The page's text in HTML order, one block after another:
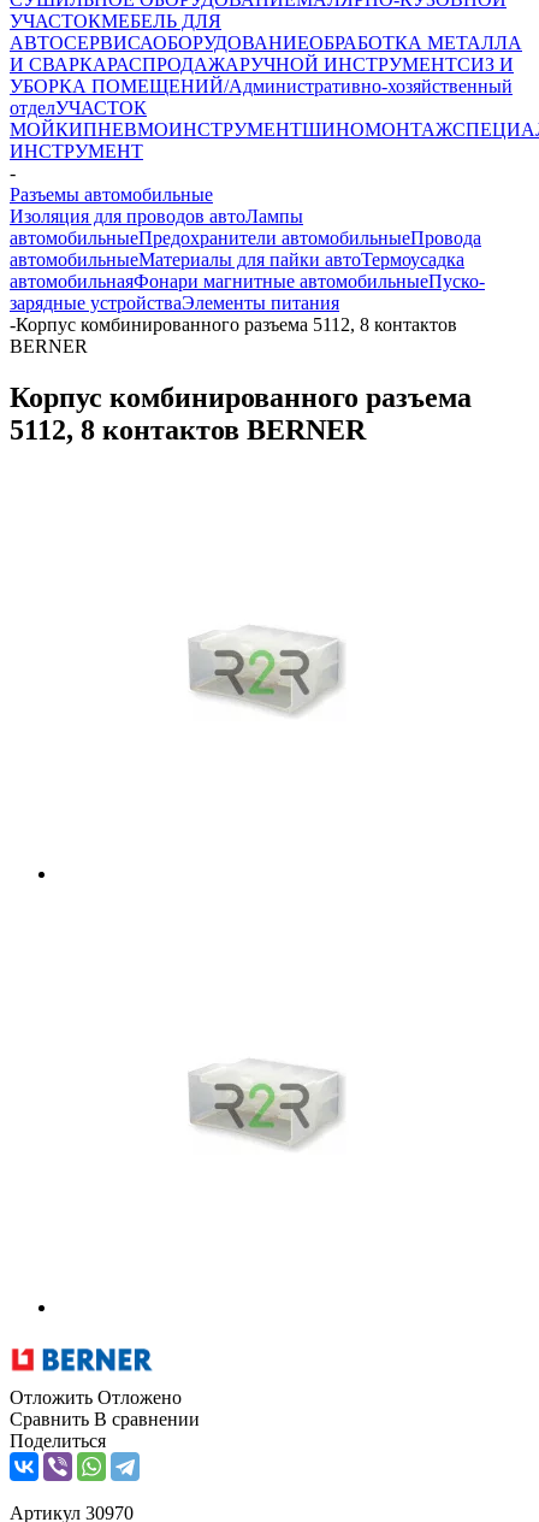
УЧАСТОКМЕБЕЛЬ ДЛЯ
АВТОСЕРВИСАОБОРУДОВАНИЕОБРАБОТКА МЕТАЛЛА
И СВАРКАРАСПРОДАЖАРУЧНОЙ ИНСТРУМЕНТСИЗ И
УБОРКА ПОМЕЩЕНИЙ/Административно-хозяйственный
отделУЧАСТОК
МОЙКИПНЕВМОИНСТРУМЕНТШИНОМОНТАЖ
ИНСТРУМЕНТ
-
Разъемы автомобильные
Изоляция для проводов автоЛампы
автомобильныеПредохранители автомобильныеПровода
автомобильныеМатериалы для пайки автоТермоусадка
автомобильнаяФонари магнитные автомобильныеПуско-
зарядные устройстваЭлементы питания
-Корпус комбинированного разъема 5112, 8 контактов
BERNER
Корпус комбинированного разъема
5112, 8 контактов BERNER
Отложить Отложено
Сравнить В сравнении
Поделиться
Артикул 30970